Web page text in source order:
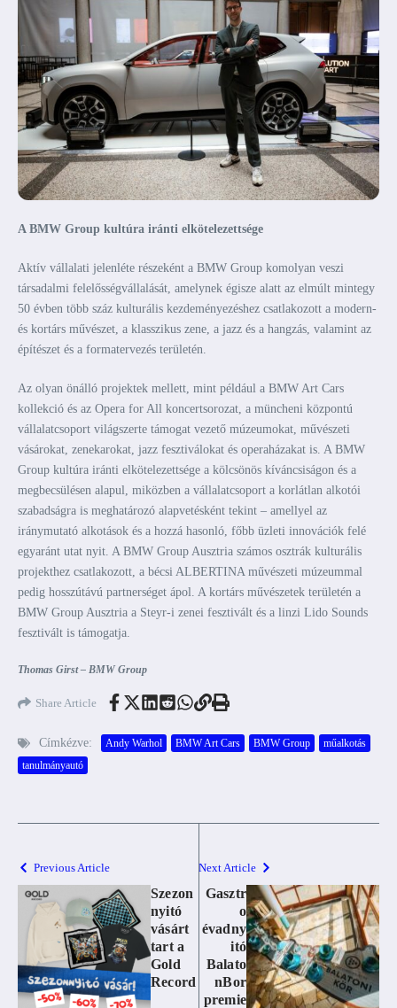
A BMW Group kultúra iránti elkötelezettsége
Aktív vállalati jelenléte részeként a BMW Group komolyan veszi
társadalmi felelősségvállalását, amelynek égisze alatt az elmúlt mintegy
50 évben több száz kulturális kezdeményezéshez csatlakozott a modern-
és kortárs művészet, a klasszikus zene, a jazz és a hangzás, valamint az
építészet és a formatervezés területén.
Az olyan önálló projektek mellett, mint például a BMW Art Cars
kollekció és az Opera for All koncertsorozat, a müncheni központú
vállalatcsoport világszerte támogat vezető múzeumokat, művészeti
vásárokat, zenekarokat, jazz fesztiválokat és operaházakat is. A BMW
Group kultúra iránti elkötelezettsége a kölcsönös kíváncsiságon és a
megbecsülésen alapul, miközben a vállalatcsoport a korlátlan alkotói
szabadságra is meghatározó alapvetésként tekint – amellyel az
iránymutató alkotások és a hozzá hasonló, főbb üzleti innovációk felé
egyaránt utat nyit. A BMW Group Ausztria számos osztrák kulturális
projekthez csatlakozott, a bécsi ALBERTINA művészeti múzeummal
pedig hosszútávú partnerséget ápol. A kortárs művészetek területén a
BMW Group Ausztria a Steyr-i zenei fesztivált és a linzi Lido Sounds
fesztivált is támogatja.
Thomas Girst – BMW Group
Share Article
Címkézve: Andy Warhol BMW Art Cars BMW Group
műalkotás
tanulmányautó
Previous Article
Szezon
nyitó
vásárt
tart a
Gold
Record
Next Article
Gasztr
o
évadny
itó
Balato
nBor
premie